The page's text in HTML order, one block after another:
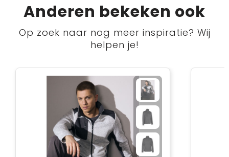
Anderen bekeken ook
Op zoek naar nog meer inspiratie? Wij
helpen je!